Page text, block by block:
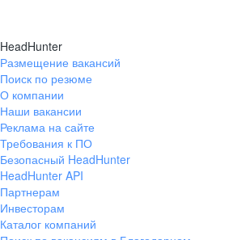
HeadHunter
Размещение вакансий
Поиск по резюме
О компании
Наши вакансии
Реклама на сайте
Требования к ПО
Безопасный HeadHunter
HeadHunter API
Партнерам
Инвесторам
Каталог компаний